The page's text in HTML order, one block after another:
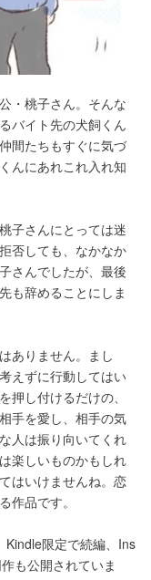
・桃子さん。そんな
バイト先の犬飼くん
間たちもすぐに気づ
んにあれこれ入れ知
子さんにとっては迷
否しても、なかなか
さんでしたが、最後
も辞めることにしま
ありません。まし
えずに行動してはい
押し付けるだけの、
手を愛し、相手の気
人は振り向いてくれ
楽しいものかもしれ
はいけませんね。恋
作品です。
Kindle限定で続編、Ins
も公開されていま